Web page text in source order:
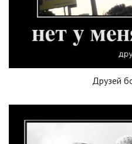
Друзей